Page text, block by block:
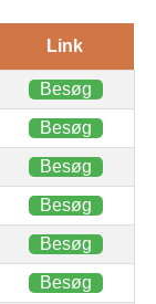
Link
Besøg
Besøg
Besøg
Besøg
Besøg
Besøg